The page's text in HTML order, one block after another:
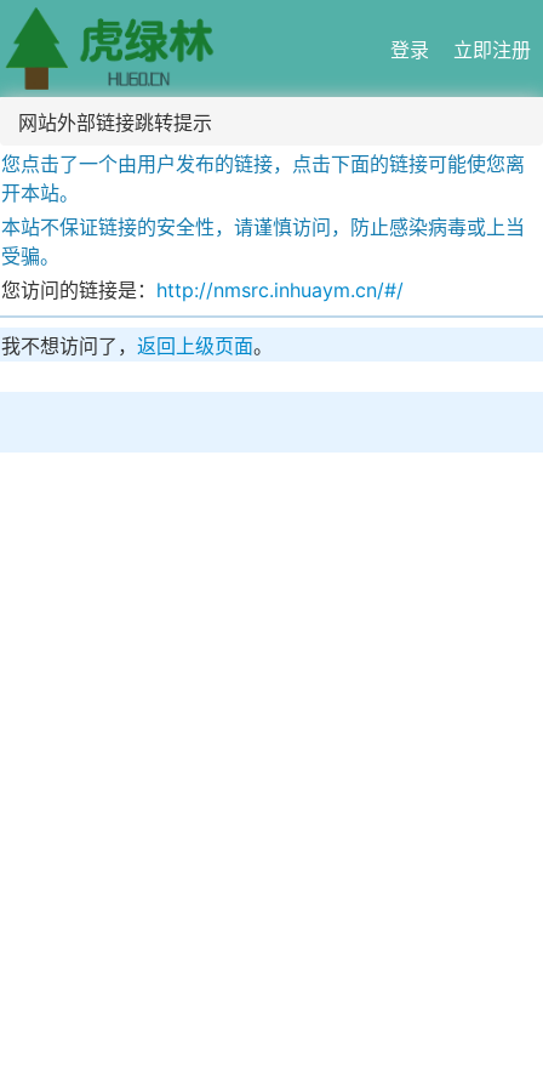
登录 立即注册
网站外部链接跳转提示
您点击了一个由用户发布的链接，点击下面的链接可能使您离
开本站。
本站不保证链接的安全性，请谨慎访问，防止感染病毒或上当
受骗。
您访问的链接是： http://nmsrc.inhuaym.cn/#/
我不想访问了， 返回上级页面。